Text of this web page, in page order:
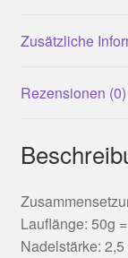
Zusätzliche
Rezensionen (0)
Lauflänge: 50g
Nadelstärke: 2,5